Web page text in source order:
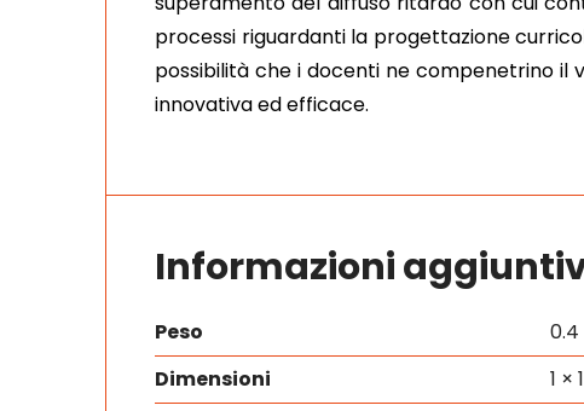
processi riguardanti la progettazione
possibilità che i docenti ne compenetrino il
innovativa ed efficace.
Informazioni
Peso
Dimensioni
1 ×